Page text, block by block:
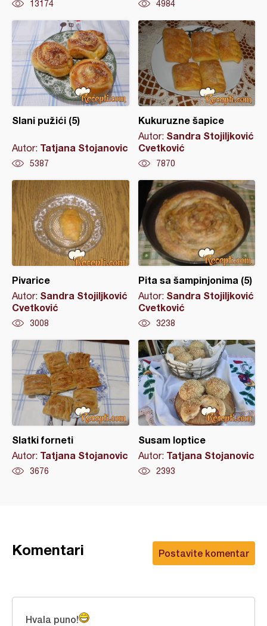
13174 4984
Slani pužići (5)
Autor: Tatjana Stojanovic
5387
Kukuruzne šapice
Autor: Sandra Stojiljković
Cvetković
7870
Pivarice
Autor: Sandra Stojiljković
Cvetković
3008
Pita sa šampinjonima (5)
Autor: Sandra Stojiljković
Cvetković
3238
Slatki forneti
Autor: Tatjana Stojanovic
3676
Susam loptice
Autor: Tatjana Stojanovic
2393
Postavite komentar
Komentari
Hvala puno!